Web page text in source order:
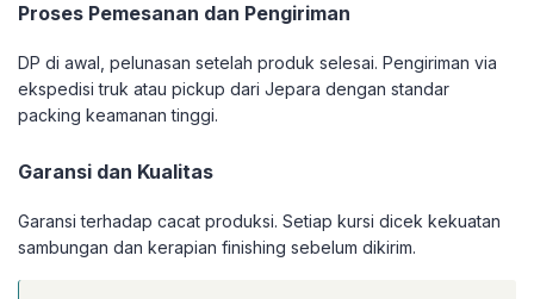
Proses Pemesanan dan Pengiriman
DP di awal, pelunasan setelah produk selesai. Pengiriman via
ekspedisi truk atau pickup dari Jepara dengan standar
packing keamanan tinggi.
Garansi dan Kualitas
Garansi terhadap cacat produksi. Setiap kursi dicek kekuatan
sambungan dan kerapian finishing sebelum dikirim.